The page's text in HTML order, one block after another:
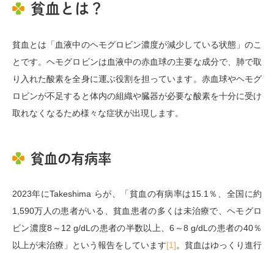
貧血とは？
貧血とは「血液中のヘモグロビン濃度が減少している状態」のこ
とです。ヘモグロビンは血液中の赤血球の主要な成分で、肺で取
り入れた酸素を全身に運ぶ役割を担っています。赤血球やヘモグ
ロビンが不足すると体内の組織や臓器が必要な酸素を十分に受け
取れなくなるため様々な症状が出現します。
貧血の有病率
2023年にTakeshima らが、「貧血の有病率は15.1％、​全国に約
1,590万人の患者がいる、貧血患者の多くは未治療で、ヘモグロ
ビン濃度8～12 g/dLの患者の半数以上、6～8 g/dLの患者の40％
以上が未治療」という報告をしています[1]。貧血はゆっくり進行